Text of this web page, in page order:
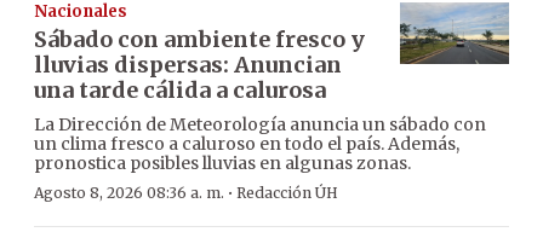
Nacionales
Sábado con ambiente fresco y
lluvias dispersas: Anuncian
una tarde cálida a calurosa
La Dirección de Meteorología anuncia un sábado con
un clima fresco a caluroso en todo el país. Además,
pronostica posibles lluvias en algunas zonas.
Agosto 8, 2026 08:36 a. m. · Redacción ÚH